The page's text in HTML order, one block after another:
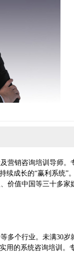
销咨询培训导师。
续成长的“赢利系统
价值中国等三十多
个行业。未满30岁
用的系统咨询培训